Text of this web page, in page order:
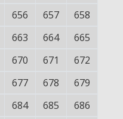
656 657
658
663 664
665
670 671
672
677 678
679
684 685
686